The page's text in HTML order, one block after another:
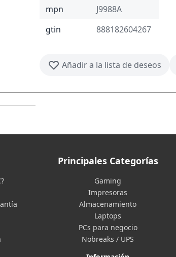
mpn
J9988A
gtin
888182604267
Añadir a la lista de deseos
Principales Categorías
Gaming
Impresoras
Almacenamiento
Laptops
PCs para negocio
Nobreaks / UPS